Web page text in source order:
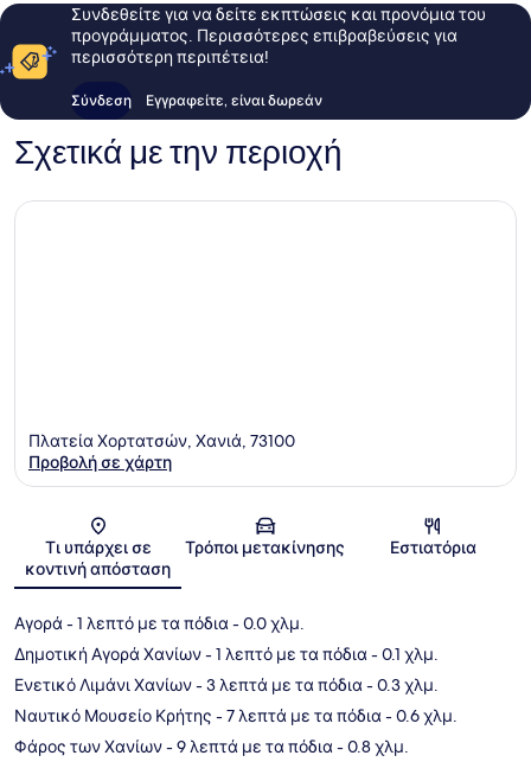
Συνδεθείτε για να δείτε εκπτώσεις και προνόμια του
προγράμματος. Περισσότερες επιβραβεύσεις για
περισσότερη περιπέτεια!
Σύνδεση Εγγραφείτε, είναι δωρεάν
Σχετικά με την περιοχή
Χάρτης
Πλατεία Χορτατσών, Χανιά, 73100
Προβολή σε χάρτη
Τι υπάρχει σε
κοντινή απόσταση
Τρόποι μετακίνησης Εστιατόρια
Αγορά- 1 λεπτό με τα πόδια- 0.0 χλμ.
Δημοτική Αγορά Χανίων- 1 λεπτό με τα πόδια- 0.1 χλμ.
Ενετικό Λιμάνι Χανίων- 3 λεπτά με τα πόδια- 0.3 χλμ.
Ναυτικό Μουσείο Κρήτης - 7 λεπτά με τα πόδια- 0.6 χλμ.
Φάρος των Χανίων- 9 λεπτά με τα πόδια- 0.8 χλμ.